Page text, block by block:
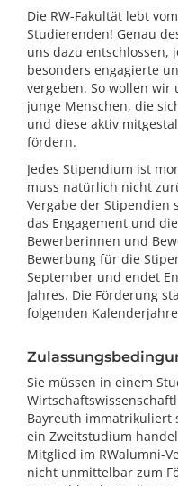
Die RW-Fakultät lebt
Studierenden! Genau
uns dazu entschlossen,
besonders engagierte
vergeben. So wollen wir
junge Menschen, die
und diese aktiv
fördern.
Jedes Stipendium ist
muss natürlich nicht
Vergabe der Stipendien
das Engagement und
Bewerberinnen und
Bewerbung für die
September und endet
Jahres. Die Förderung
folgenden
Sie müssen in einem
Bayreuth immatrikuliert
ein Zweitstudium
Mitglied im RWalumni-
nicht unmittelbar zum